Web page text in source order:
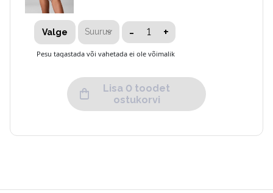
Valge Suurus - +
Pesu tagastada või vahetada ei ole võimalik
Lisa 0 toodet
ostukorvi